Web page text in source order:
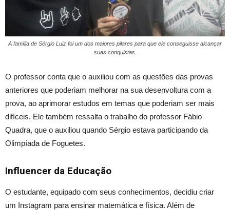
A família de Sérgio Luiz foi um dos maiores pilares para que ele conseguisse alcançar
suas conquistas.
O professor conta que o auxiliou com as questões das provas
anteriores que poderiam melhorar na sua desenvoltura com a
prova, ao aprimorar estudos em temas que poderiam ser mais
difíceis. Ele também ressalta o trabalho do professor Fábio
Quadra, que o auxiliou quando Sérgio estava participando da
Olimpíada de Foguetes.
Influencer da Educação
O estudante, equipado com seus conhecimentos, decidiu criar
um Instagram para ensinar matemática e física. Além de